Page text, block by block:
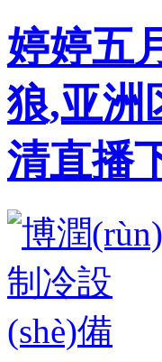
婷婷五
狼,亚洲
清直播